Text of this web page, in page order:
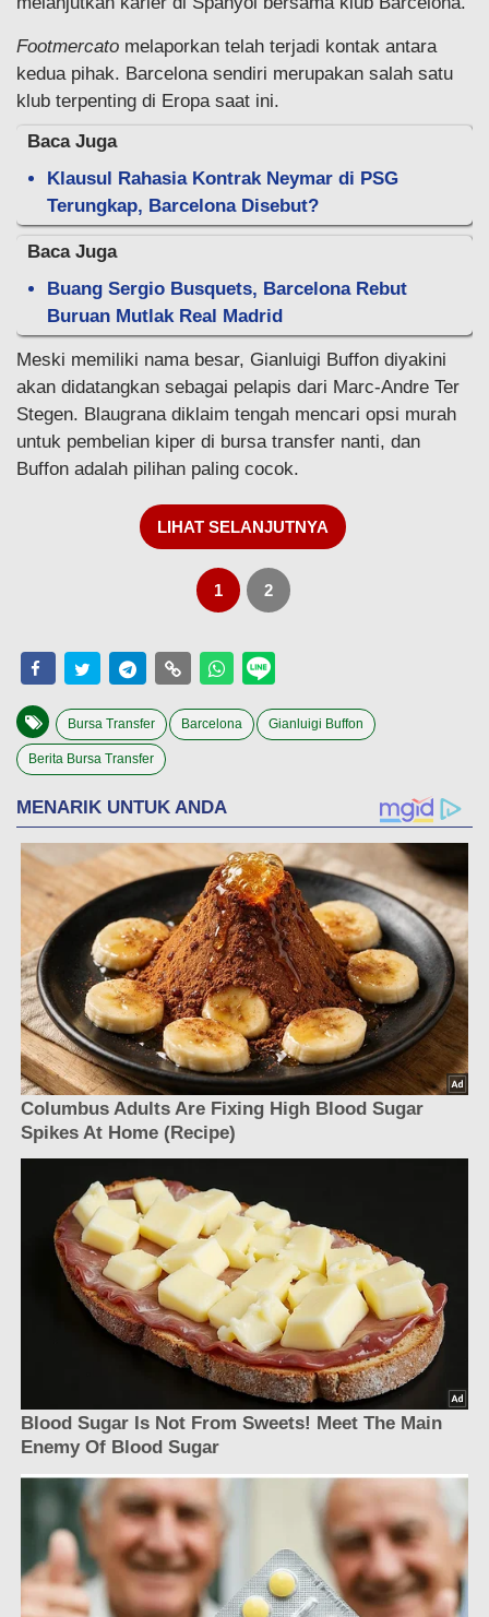
Footmercato melaporkan telah terjadi kontak antara
kedua pihak. Barcelona sendiri merupakan salah satu
klub terpenting di Eropa saat ini.
Baca Juga
Klausul Rahasia Kontrak Neymar di PSG
Terungkap, Barcelona Disebut?
Baca Juga
Buang Sergio Busquets, Barcelona Rebut
Buruan Mutlak Real Madrid
Meski memiliki nama besar, Gianluigi Buffon diyakini
akan didatangkan sebagai pelapis dari Marc-Andre Ter
Stegen. Blaugrana diklaim tengah mencari opsi murah
untuk pembelian kiper di bursa transfer nanti, dan
Buffon adalah pilihan paling cocok.
LIHAT SELANJUTNYA
1 2
Bursa Transfer Barcelona Gianluigi Buffon
Berita Bursa Transfer